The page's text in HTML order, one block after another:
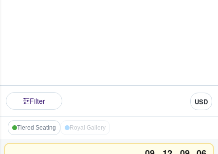
Filter USD
Tiered Seating Royal Gallery